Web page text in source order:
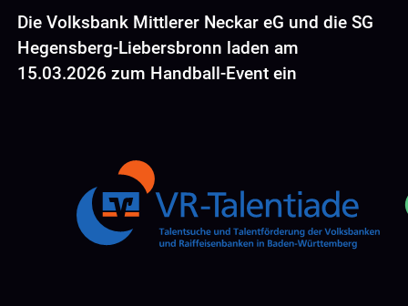
Die Volksbank Mittlerer Neckar eG und die SG
Hegensberg-Liebersbronn laden am
15.03.2026 zum Handball-Event ein